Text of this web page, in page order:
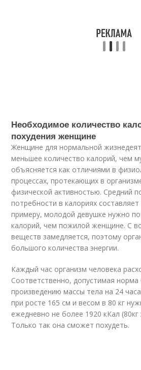
Необходимое количество
похудения женщине
Женщине для нормальной
меньшее количество калорий, чем
объясняется как отличиями в
процессах, протекающих в
физической активностью. Средний
потребности в калориях
примеру, молодой девушке нужно
калорий, чем пожилой женщине. С
веществ замедляется, поэтому
большого количества энергии.
Каждый час организм человека
Соответственно, допустимая норма
произведению массы тела на 24
при росте 165 см и весом в 80 кг
ежедневно не более 1920 кКал (80кг
Только так она сможет похудеть.